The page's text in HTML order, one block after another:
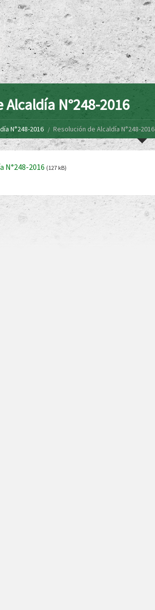
Alcaldía N°248-2016
N°248-2016 Resolución de Alcaldía N°248-2016
N°248-2016 (127 kB)